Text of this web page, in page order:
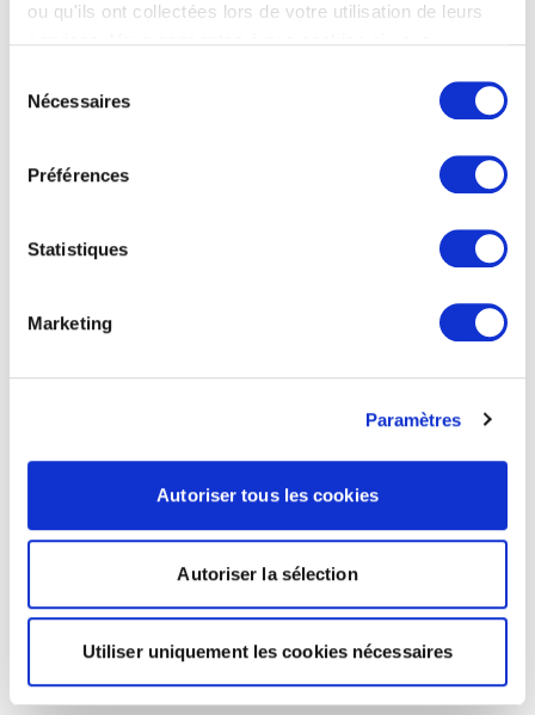
ou qu'ils ont collectées lors de votre utilisation de leurs
Nécessaires
Préférences
Statistiques
Marketing
Paramètres
Autoriser tous les cookies
Autoriser la sélection
Utiliser uniquement les cookies nécessaires